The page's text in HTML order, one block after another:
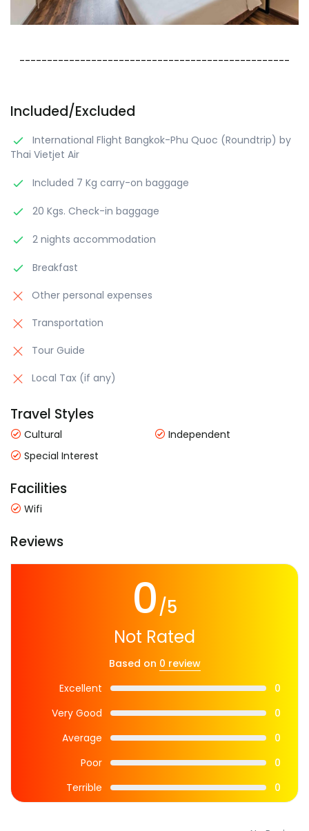
-------------------------------------------------
Included/Excluded
International Flight Bangkok-Phu Quoc (Roundtrip) by
Thai Vietjet Air
Included 7 Kg carry-on baggage
20 Kgs. Check-in baggage
2 nights accommodation
Breakfast
Other personal expenses
Transportation
Tour Guide
Local Tax (if any)
Travel Styles
Cultural
Independent
Special Interest
Facilities
Wifi
Reviews
0/5
Not Rated
Based on 0 review
Excellent
0
Very Good
0
Average
0
Poor
0
Terrible
0